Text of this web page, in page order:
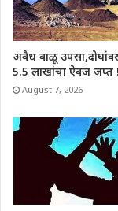
अवैध वाळू
5.5 लाखांचा ऐवज जप्त !
August 7, 2026